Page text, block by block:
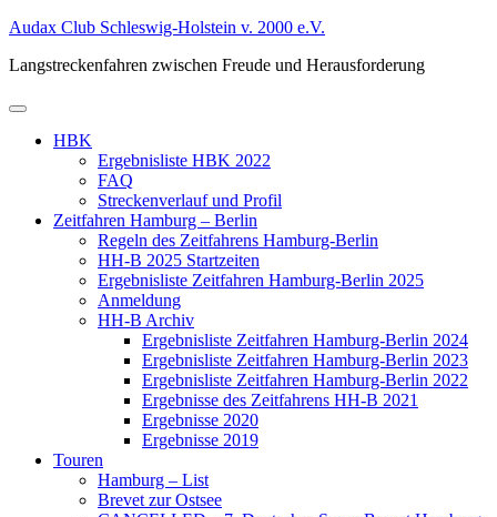
Zum
springen
Audax Club Schleswig-Holstein v. 2000 e.V.
Langstreckenfahren zwischen Freude und Herausforderung
Primäres
HBK
Ergebnisliste HBK 2022
FAQ
Streckenverlauf und Profil
Zeitfahren Hamburg – Berlin
Regeln des Zeitfahrens Hamburg-Berlin
HH-B 2025 Startzeiten
Ergebnisliste Zeitfahren Hamburg-Berlin 2025
Anmeldung
HH-B Archiv
Ergebnisliste Zeitfahren Hamburg-Berlin 2024
Ergebnisliste Zeitfahren Hamburg-Berlin 2023
Ergebnisliste Zeitfahren Hamburg-Berlin 2022
Ergebnisse des Zeitfahrens HH-B 2021
Ergebnisse 2020
Ergebnisse 2019
Touren
Hamburg – List
Brevet zur Ostsee